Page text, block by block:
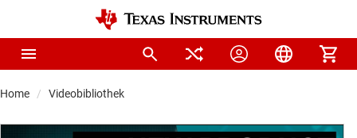
Home Videobibliothek